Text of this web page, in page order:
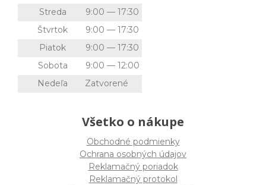
Streda
9:00 — 17:30
Štvrtok
9:00 — 17:30
Piatok
9:00 — 17:30
Sobota
9:00 — 12:00
Nedeľa
Zatvorené
Všetko o nákupe
Obchodné podmienky
Ochrana osobných údajov
Reklamačný poriadok
Reklamačný protokol